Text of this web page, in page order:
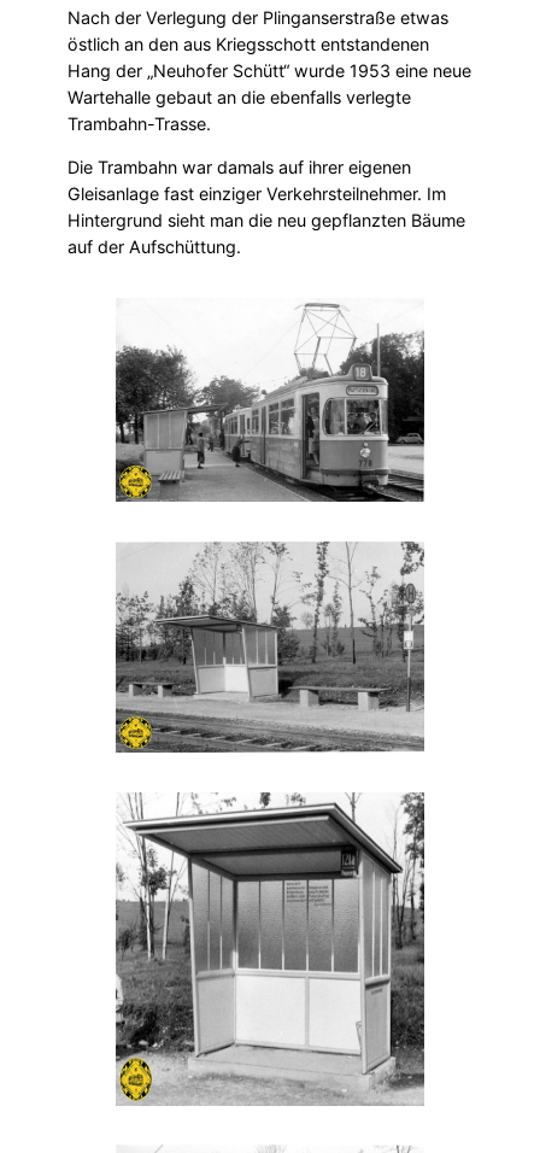
Nach der Verlegung der Plinganserstraße etwas
östlich an den aus Kriegsschott entstandenen
Hang der „Neuhofer Schütt“ wurde 1953 eine neue
Wartehalle gebaut an die ebenfalls verlegte
Trambahn-Trasse.
Die Trambahn war damals auf ihrer eigenen
Gleisanlage fast einziger Verkehrsteilnehmer. Im
Hintergrund sieht man die neu gepflanzten Bäume
auf der Aufschüttung.